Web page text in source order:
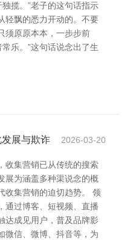
揽。”老子的这句话指示
轻飘的悉力开动的。不要
须原原本本，一步步前
乐。”这句话说念出了生
展与欺诈 2026-03-20
收集营销已从传统的搜索
展为涵盖多种渠说念的概
收集营销的迫切趋势。 领
通过博客、短视频、直播
达成见用户，普及品牌影
微信、微博、抖音等，为